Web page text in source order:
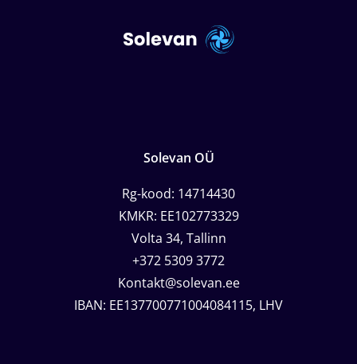
Solevan OÜ
Rg-kood: 14714430
KMKR: EE102773329
Volta 34, Tallinn
+372 5309 3772
Kontakt@solevan.ee
IBAN: EE137700771004084115, LHV